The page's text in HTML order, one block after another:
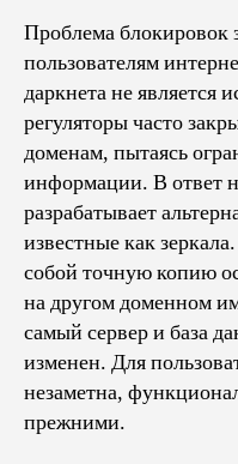
Проблема блокировок
пользователям
даркнета не является
регуляторы часто
доменам, пытаясь
информации. В ответ
разрабатывает
известные как
собой точную копию
на другом доменном
самый сервер и база
изменен. Для
незаметна,
прежними.